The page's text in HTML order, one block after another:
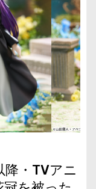
・TVアニ